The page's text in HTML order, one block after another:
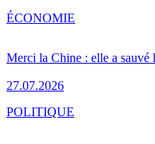
Merci la Chine : elle a sauvé
27.07.2026
ÉCONOMIE
POLITIQUE